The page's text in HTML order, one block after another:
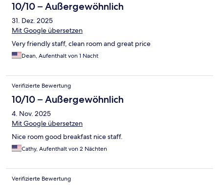
10/10 – Außergewöhnlich
31. Dez. 2025
Mit Google übersetzen
Very friendly staff, clean room and great price
Dean, Aufenthalt von 1 Nacht
Verifizierte Bewertung
10/10 – Außergewöhnlich
4. Nov. 2025
Mit Google übersetzen
Nice room good breakfast nice staff.
Cathy, Aufenthalt von 2 Nächten
Verifizierte Bewertung